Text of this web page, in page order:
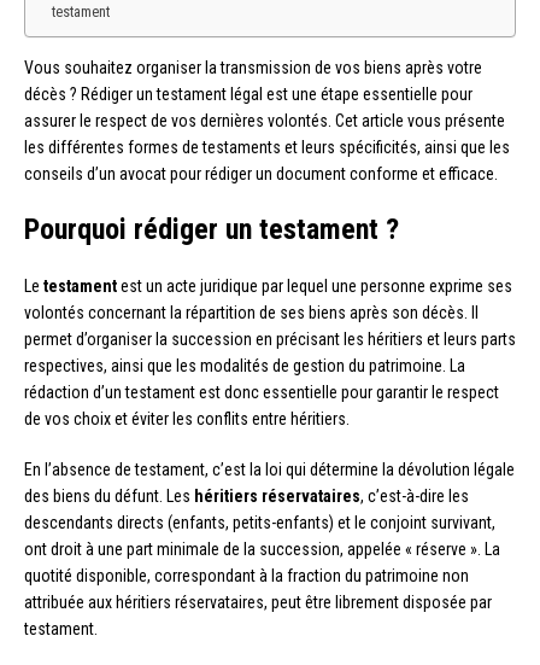
testament
Vous souhaitez organiser la transmission de vos biens après votre
décès ? Rédiger un testament légal est une étape essentielle pour
assurer le respect de vos dernières volontés. Cet article vous présente
les différentes formes de testaments et leurs spécificités, ainsi que les
conseils d’un avocat pour rédiger un document conforme et efficace.
Pourquoi rédiger un testament ?
Le testamentest un acte juridique par lequel une personne exprime ses
volontés concernant la répartition de ses biens après son décès. Il
permet d’organiser la succession en précisant les héritiers et leurs parts
respectives, ainsi que les modalités de gestion du patrimoine. La
rédaction d’un testament est donc essentielle pour garantir le respect
de vos choix et éviter les conflits entre héritiers.
En l’absence de testament, c’est la loi qui détermine la dévolution légale
des biens du défunt. Les héritiers réservataires, c’est-à-dire les
descendants directs (enfants, petits-enfants) et le conjoint survivant,
ont droit à une part minimale de la succession, appelée « réserve ». La
quotité disponible, correspondant à la fraction du patrimoine non
attribuée aux héritiers réservataires, peut être librement disposée par
testament.